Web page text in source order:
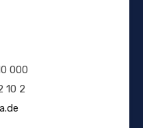
000
10 2